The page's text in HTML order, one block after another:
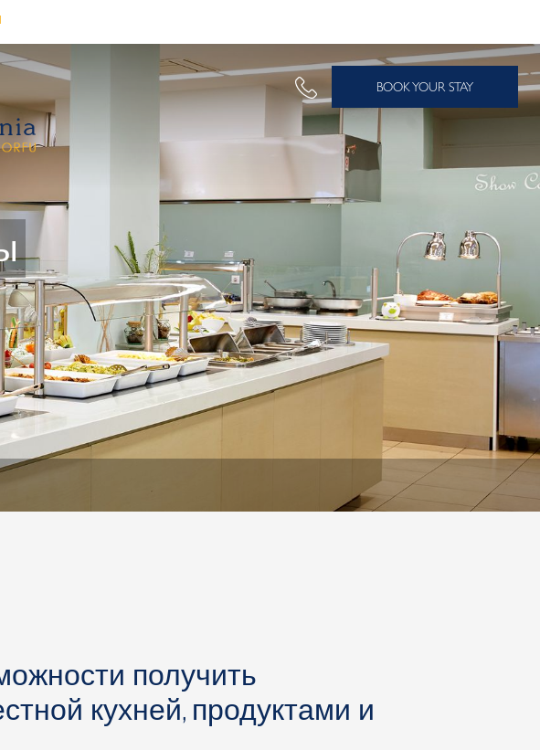
BOOK YOUR STAY
получить
кухней, продуктами и